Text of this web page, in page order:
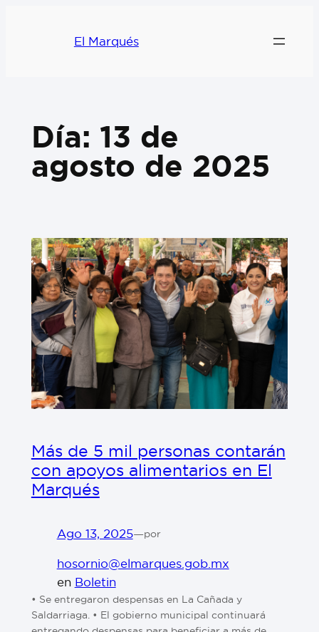
El Marqués
Día: 13 de
agosto de 2025
Más de 5 mil personas contarán
con apoyos alimentarios en El
Marqués
Ago 13, 2025—por
hosornio@elmarques.gob.mx
en Boletin
• Se entregaron despensas en La Cañada y
Saldarriaga. • El gobierno municipal continuará